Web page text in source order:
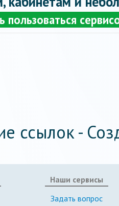
пользоваться
ссылок -
Наши сервисы
Задать вопрос